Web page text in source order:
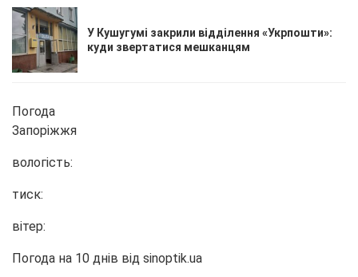
У Кушугумі закрили відділення «Укрпошти»:
куди звертатися мешканцям
Погода
Запоріжжя
вологість:
тиск:
вітер:
Погода на 10 днів від sinoptik.ua